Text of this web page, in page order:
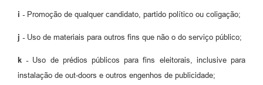
i - Promoção de qualquer candidato, partido político ou coligação;
j - Uso de materiais para outros fins que não o do serviço público;
k - Uso de prédios públicos para fins eleitorais, inclusive para
instalação de out-doors e outros engenhos de publicidade;